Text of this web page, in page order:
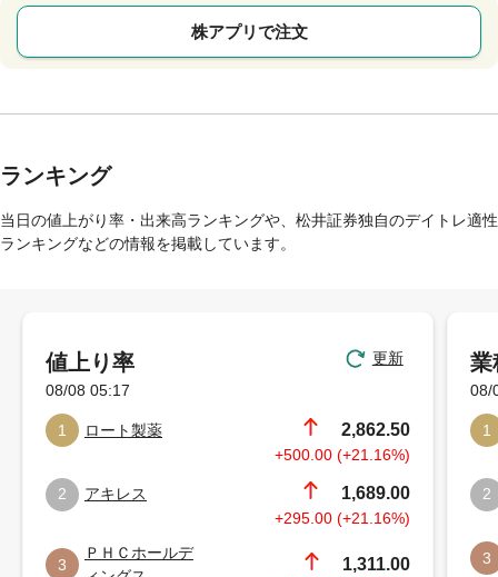
株アプリで注文
ランキング
当日の値上がり率・出来高ランキングや、松井証券独自のデイトレ適性
ランキングなどの情報を掲載しています。